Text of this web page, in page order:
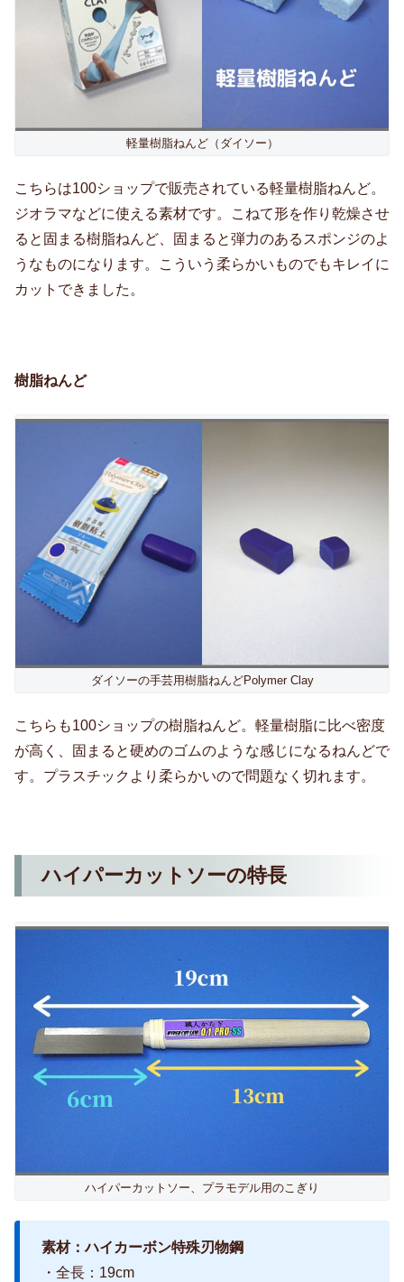
軽量樹脂ねんど（ダイソー）
こちらは100ショップで販売されている軽量樹脂ねんど。
ジオラマなどに使える素材です。こねて形を作り乾燥させ
ると固まる樹脂ねんど、固まると弾力のあるスポンジのよ
うなものになります。こういう柔らかいものでもキレイに
カットできました。
樹脂ねんど
ダイソーの手芸用樹脂ねんどPolymer Clay
こちらも100ショップの樹脂ねんど。軽量樹脂に比べ密度
が高く、固まると硬めのゴムのような感じになるねんどで
す。プラスチックより柔らかいので問題なく切れます。
ハイパーカットソーの特長
ハイパーカットソー、プラモデル用のこぎり
素材：ハイカーボン特殊刃物鋼
・全長：19cm